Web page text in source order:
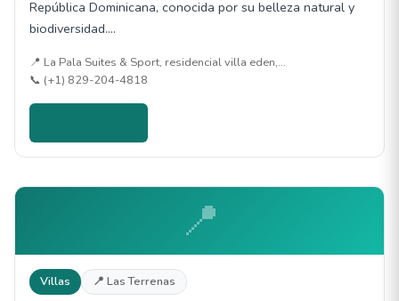
República Dominicana, conocida por su belleza natural y
biodiversidad.…
📍 La Pala Suites & Sport, residencial villa eden,…
📞 (+1) 829-204-4818
📍
Villas 📍 Las Terrenas